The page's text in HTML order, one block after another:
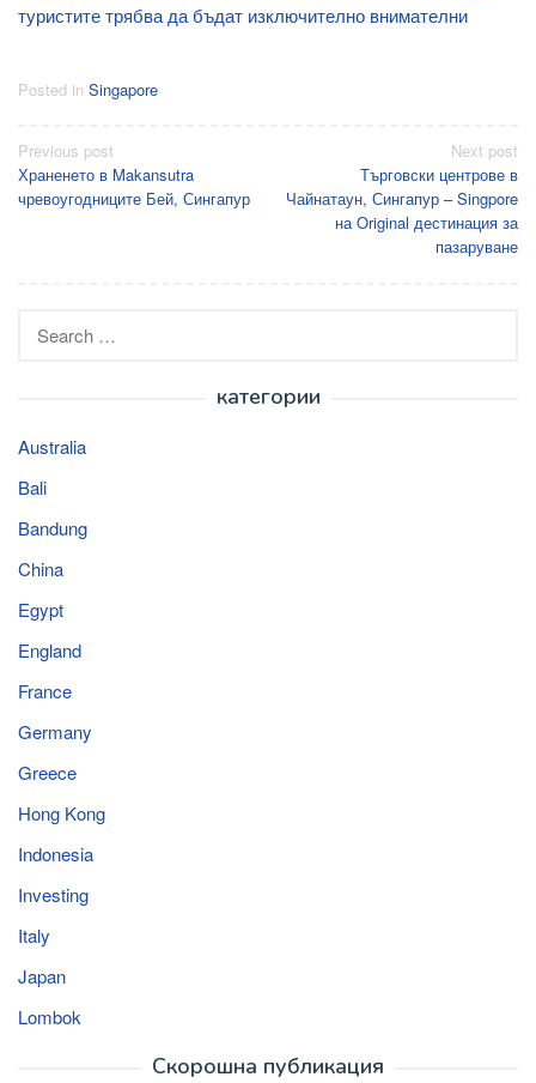
туристите трябва да бъдат изключително внимателни
Posted in Singapore
Post
navigation
Previous post
Храненето в Makansutra
чревоугодниците Бей, Сингапур
Next post
Търговски центрове в
Чайнатаун, Сингапур – Singpore
на Original дестинация за
пазаруване
Search
категории
Australia
Bali
Bandung
China
Egypt
England
France
Germany
Greece
Hong Kong
Indonesia
Investing
Italy
Japan
Lombok
Скорошна публикация